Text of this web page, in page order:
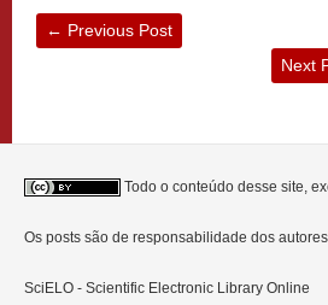
← Previous Post
Next
Todo o conteúdo desse site,
Os posts são de responsabilidade dos
SciELO - Scientific Electronic Library Online